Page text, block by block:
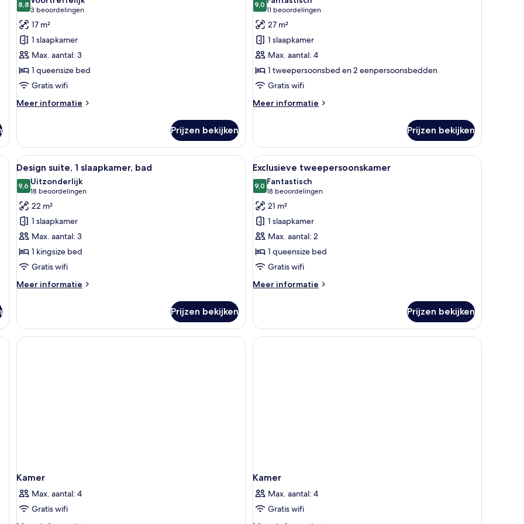
voor
Premium
suite
laden
8,88,8 van 10
3 beoordelingen
(3
beoordelingen)
17 m²
1 slaapkamer
Max. aantal: 3
1 queensize bed
Gratis wifi
Meer informatie
Meer
suite
Prijzen bekijken
voor
Deluxe
vierpersoonskamer
laden
9,09,0 van 10
11 beoordelingen
(11
beoordelingen)
27 m²
1 slaapkamer
Max. aantal: 4
1 tweepersoonsbed en 2 eenpersoonsbedden
Gratis wifi
Meer informatie
Meer
vierpersoonskamer
Prijzen bekijken
bed, een inbouwkast en een spiegel.
Alle
foto's
voor
Design
suite,
slaapkamer,
bad
laden
Een moderne slaapkamer met een stenen muur, een groot bed met luipaardprint beddengoed, een inbouw
8
Design suite, 1 slaapkamer, bad
9,69,6 van 10
Uitzonderlijk
18 beoordelingen
(18
beoordelingen)
22 m²
1 slaapkamer
Max. aantal: 3
1 kingsize bed
Gratis wifi
Meer informatie
Meer
suite,
slaapkamer,
Prijzen bekijken
Alle
foto's
voor
Exclusieve
tweepersoonskamer
laden
Een net opgemaakt bed met twee kussens
5
Exclusieve tweepersoonskamer
9,09,0 van 10
Fantastisch
18 beoordelingen
(18
beoordelingen)
21 m²
1 slaapkamer
Max. aantal: 2
1 queensize bed
Gratis wifi
Meer informatie
Meer
tweepersoonskamer
Prijzen bekijken
een minibar, een kluis op de kamer
Kamer
Max. aantal: 4
Gratis wifi
Kamer
Max. aantal: 4
Gratis wifi